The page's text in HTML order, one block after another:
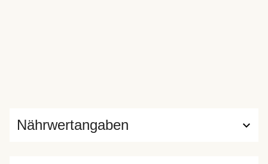
Nährwertangaben